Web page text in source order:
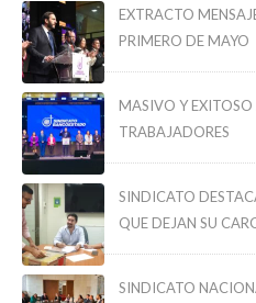
EXTRACTO
PRIMERO DE MAYO
MASIVO Y
TRABAJADORES
SINDICATO
QUE DEJAN SU
SINDICATO